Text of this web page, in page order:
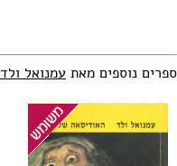
ספרים נוספים מאת עמנואל ולד